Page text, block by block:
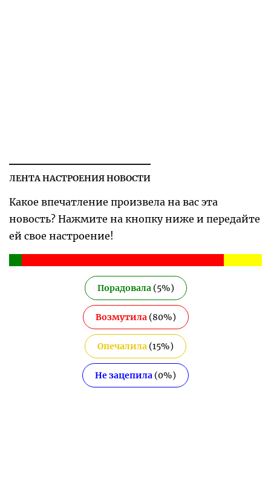
ЛЕНТА НАСТРОЕНИЯ НОВОСТИ
Какое впечатление произвела на вас эта
новость? Нажмите на кнопку ниже и передайте
ей свое настроение!
Порадовала(5%)
Возмутила(80%)
Опечалила (15%)
Не зацепила (0%)